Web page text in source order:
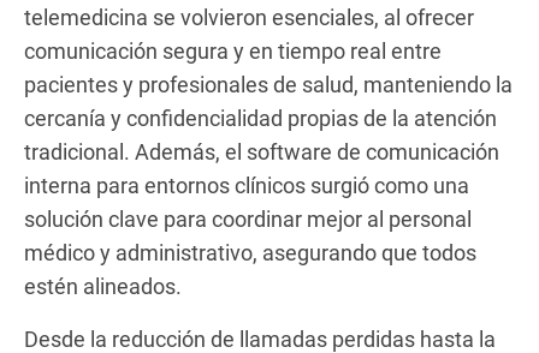
telemedicina se volvieron esenciales, al ofrecer
comunicación segura y en tiempo real entre
pacientes y profesionales de salud, manteniendo la
cercanía y confidencialidad propias de la atención
tradicional. Además, el software de comunicación
interna para entornos clínicos surgió como una
solución clave para coordinar mejor al personal
médico y administrativo, asegurando que todos
estén alineados.
Desde la reducción de llamadas perdidas hasta la